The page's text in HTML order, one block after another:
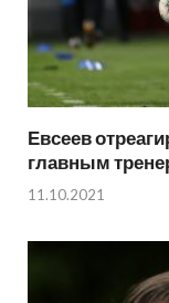
Евсеев
главным
11.10.2021